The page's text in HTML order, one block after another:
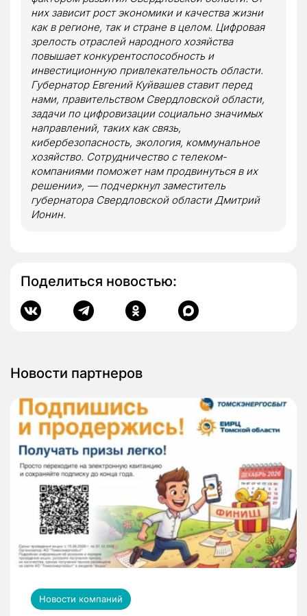
них зависит рост экономики и качества жизни
как в регионе, так и стране в целом. Цифровая
зрелость отраслей народного хозяйства
повышает конкурентоспособность и
инвестиционную привлекательность области.
Губернатор Евгений Куйвашев ставит перед
нами, правительством Свердловской области,
задачи по цифровизации социально значимых
направлений, таких как связь,
кибербезопасность, экология, коммунальное
хозяйство. Сотрудничество с телеком-
компаниями поможет нам продвинуться в их
решении», — подчеркнул заместитель
губернатора Свердловской области Дмитрий
Ионин.
Поделиться новостью:
Новости партнеров
Новости компаний